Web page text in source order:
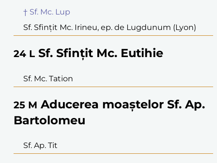
† Sf. Mc. Lup
Sf. Sfințit Mc. Irineu, ep. de Lugdunum (Lyon)
24 L Sf. Sfințit Mc. Eutihie
Sf. Mc. Tation
25 M Aducerea moaștelor Sf. Ap.
Bartolomeu
Sf. Ap. Tit